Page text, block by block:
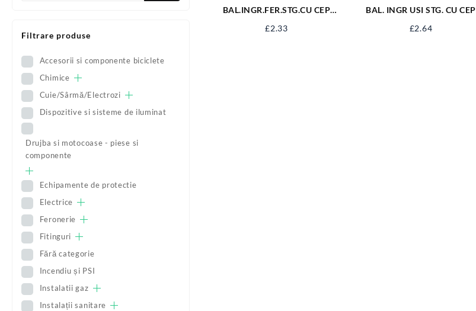
Filtrare produse
Accesorii si componente biciclete
Chimice
Cuie/Sârmă/Electrozi
Dispozitive si sisteme de iluminat
Drujba si motocoase - piese si
componente
Echipamente de protectie
Electrice
Feronerie
Fitinguri
Fără categorie
Incendiu și PSI
Instalatii gaz
Instalații sanitare
BAL.INGR.FER.STG.CU CEP
£2.33
BAL. INGR USI STG. CU CEP
£2.64